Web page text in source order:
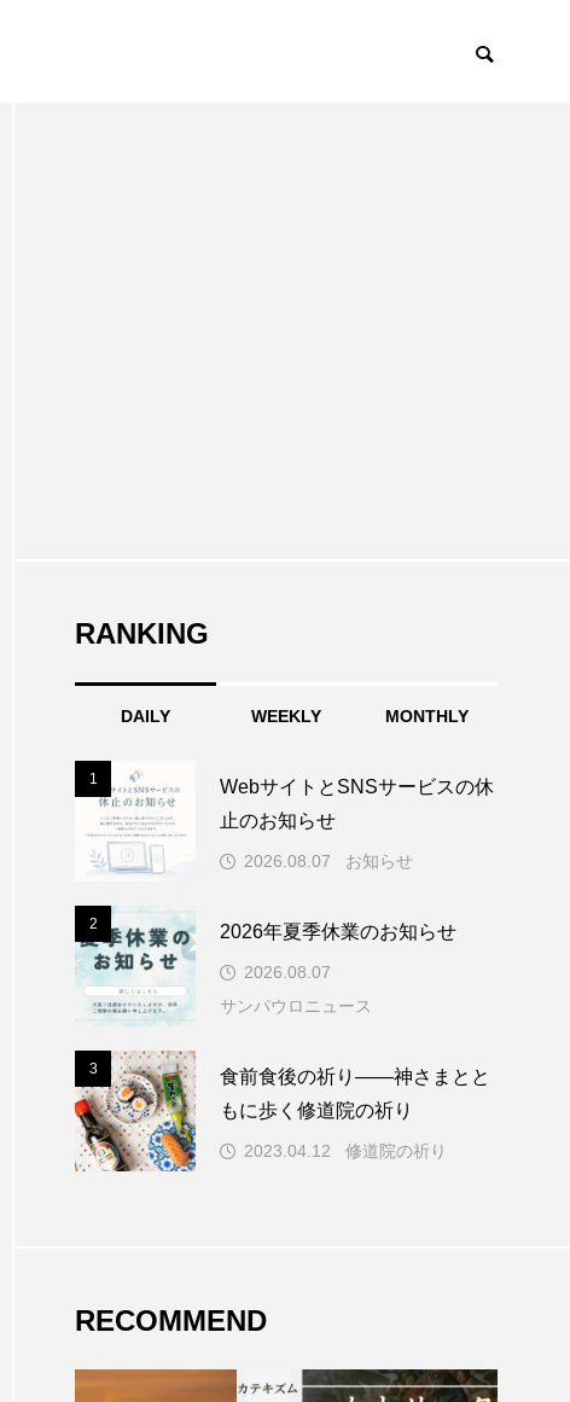
RANKING
DAILY WEEKLY MONTHLY
1
WebサイトとSNSサービスの休
止のお知らせ
2026.08.07 お知らせ
2 2026年夏季休業のお知らせ
2026.08.07
サンパウロニュース
3
食前食後の祈り――神さまとと
もに歩く修道院の祈り
2023.04.12 修道院の祈り
RECOMMEND